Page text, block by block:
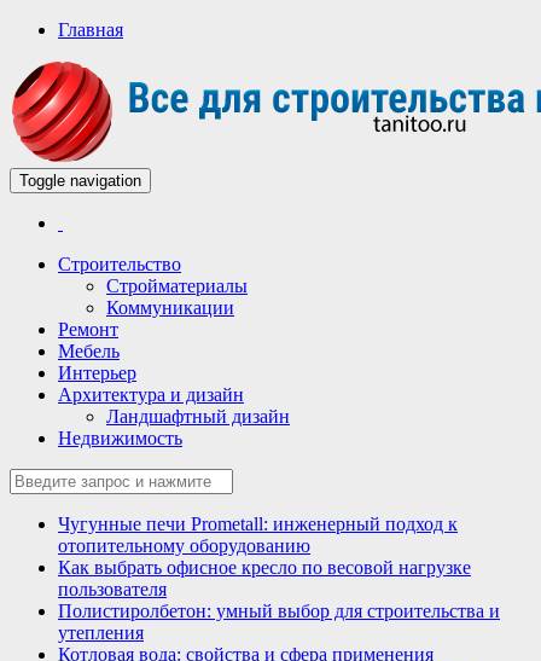
Главная
Строительный портал
Всё для строительства и ремонта
Toggle navigation
Строительство
Стройматериалы
Коммуникации
Ремонт
Мебель
Интерьер
Архитектура и дизайн
Ландшафтный дизайн
Недвижимость
Чугунные печи Prometall: инженерный подход к
отопительному оборудованию
Как выбрать офисное кресло по весовой нагрузке
пользователя
Полистиролбетон: умный выбор для строительства и
утепления
Котловая вода: свойства и сфера применения